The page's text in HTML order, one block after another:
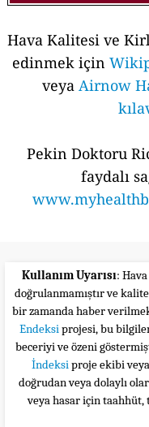
Hava Kalitesi ve
edinmek için
veya Airnow
Pekin Doktoru
faydalı
Kullanım Uyarısı:
doğrulanmamıştır ve
bir zamanda haber
Endeksiprojesi, bu
beceriyi ve özeni
İndeksiproje ekibi
doğrudan veya dolaylı
veya hasar için